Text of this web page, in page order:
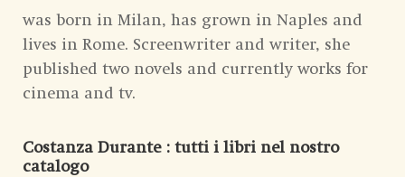
was born in Milan, has grown in Naples and
lives in Rome. Screenwriter and writer, she
published two novels and currently works for
cinema and tv.
Costanza Durante : tutti i libri nel nostro
catalogo